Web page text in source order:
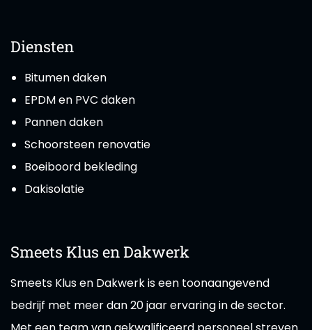
Diensten
Bitumen daken
EPDM en PVC daken
Pannen daken
Schoorsteen renovatie
Boeiboord bekleding
Dakisolatie
Smeets Klus en Dakwerk
Smeets Klus en Dakwerk is een toonaangevend
bedrijf met meer dan 20 jaar ervaring in de sector.